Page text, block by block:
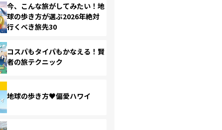
今、こんな旅がしてみたい！地
球の歩き方が選ぶ2026年絶対
行くべき旅先30
コスパもタイパもかなえる！賢
者の旅テクニック
地球の歩き方♥偏愛ハワイ